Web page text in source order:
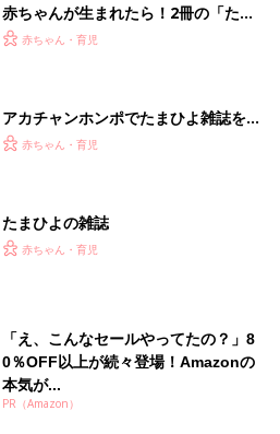
赤ちゃんが生まれたら！2冊の「たま
ひよ」
赤ちゃん・育児
アカチャンホンポでたまひよ雑誌を買
うとポイント10倍【期間限定】
赤ちゃん・育児
たまひよの雑誌
赤ちゃん・育児
「え、こんなセールやってたの？」8
0％OFF以上が続々登場！Amazonの
本気が...
PR（Amazon）